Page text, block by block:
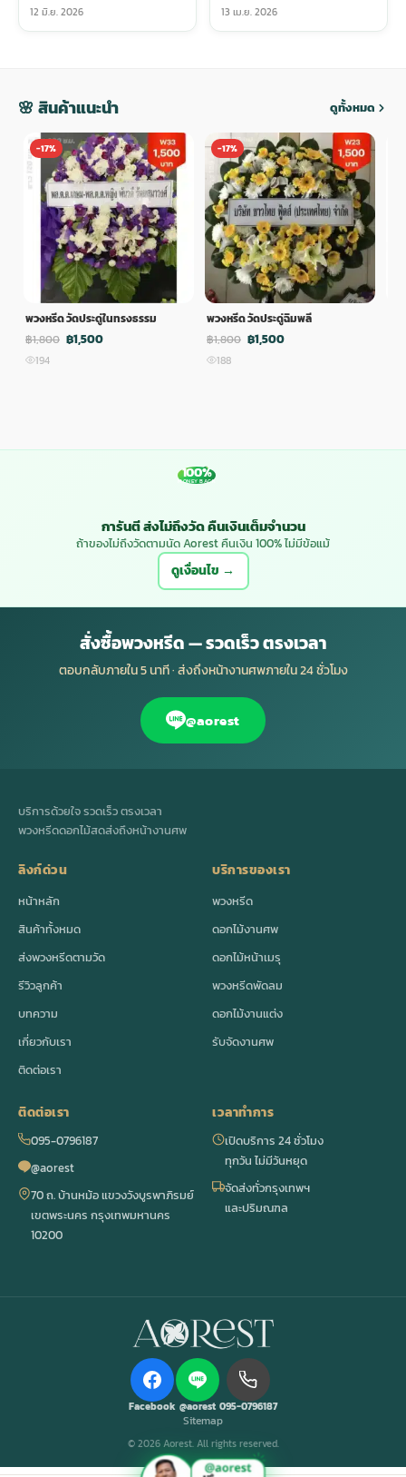
12 มิ.ย. 2026 13 เม.ย. 2026
🌸 สินค้าแนะนำ ดูทั้งหมด
-17%
พวงหรีด วัดประดู่ในทรงธรรม
฿1,800 ฿1,500
194
-17%
พวงหรีด วัดประดู่ฉิมพลี
฿1,800 ฿1,500
188
100%
MONEY BACK
การันตี ส่งไม่ถึงวัด คืนเงินเต็มจำนวน
ถ้าของไม่ถึงวัดตามนัด Aorest คืนเงิน 100% ไม่มีข้อแม้
ดูเงื่อนไข →
สั่งซื้อพวงหรีด — รวดเร็ว ตรงเวลา
ตอบกลับภายใน 5 นาที · ส่งถึงหน้างานศพภายใน 24 ชั่วโมง
@aorest
บริการด้วยใจ รวดเร็ว ตรงเวลา
พวงหรีดดอกไม้สดส่งถึงหน้างานศพ
ลิงก์ด่วน
หน้าหลัก
สินค้าทั้งหมด
ส่งพวงหรีดตามวัด
รีวิวลูกค้า
บทความ
เกี่ยวกับเรา
ติดต่อเรา
บริการของเรา
พวงหรีด
ดอกไม้งานศพ
ดอกไม้หน้าเมรุ
พวงหรีดพัดลม
ดอกไม้งานแต่ง
รับจัดงานศพ
ติดต่อเรา
095-0796187
@aorest
70 ถ. บ้านหม้อ แขวงวังบูรพาภิรมย์
เขตพระนคร กรุงเทพมหานคร
10200
เวลาทำการ
เปิดบริการ 24 ชั่วโมง
ทุกวัน ไม่มีวันหยุด
จัดส่งทั่วกรุงเทพฯ
และปริมณฑล
Facebook @aorest 095-0796187
Sitemap
© 2026 Aorest. All rights reserved.